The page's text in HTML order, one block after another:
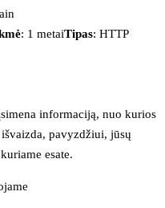
: 1 metaiTipas: HTTP
informaciją, nuo kurios
pavyzdžiui, jūsų
esate.